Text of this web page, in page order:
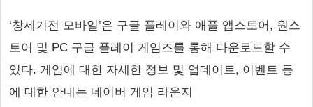
‘창세기전 모바일’은 구글 플레이와 애플 앱스토어, 원스
토어 및 PC 구글 플레이 게임즈를 통해 다운로드할 수
있다. 게임에 대한 자세한 정보 및 업데이트, 이벤트 등
에 대한 안내는 네이버 게임 라운지